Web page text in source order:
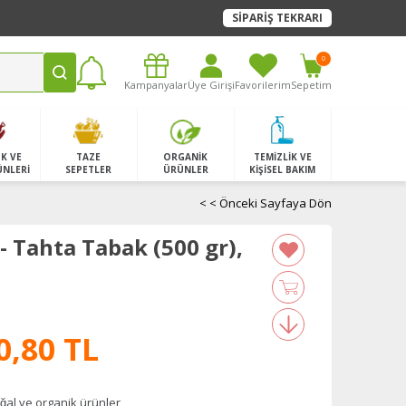
SİPARİŞ TEKRARI
KampanyalarÜye GirişiFavorilerimSepetim
0
VE
TAZE
SEPETLER
ORGANİK
ÜRÜNLER
TEMİZLİK VE
KİŞİSEL BAKIM
< < Önceki Sayfaya Dön
Tabak (500 gr),
TL
ve organik ürünler